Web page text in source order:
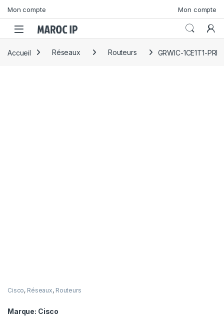
Mon compte Mon compte
Accueil Réseaux Routeurs GRWIC-1CE1T1-PRI
Cisco, Réseaux, Routeurs
Marque: Cisco